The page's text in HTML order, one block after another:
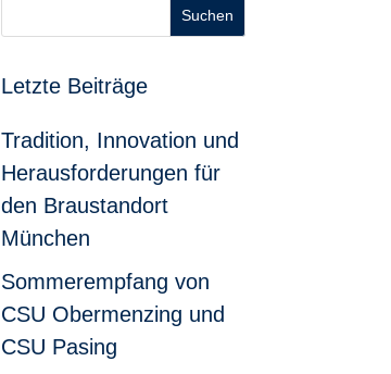
Suchen
Letzte Beiträge
Tradition, Innovation und
Herausforderungen für
den Braustandort
München
Sommerempfang von
CSU Obermenzing und
CSU Pasing